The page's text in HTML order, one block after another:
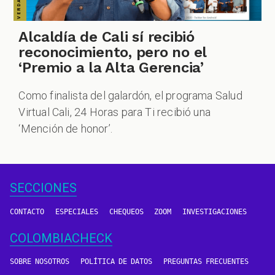
Alcaldía de Cali sí recibió
reconocimiento, pero no el
‘Premio a la Alta Gerencia’
Como finalista del galardón, el programa Salud
Virtual Cali, 24 Horas para Ti recibió una
‘Mención de honor’.
SECCIONES
CONTACTO ESPECIALES CHEQUEOS ZOOM INVESTIGACIONES
COLOMBIACHECK
SOBRE NOSOTROS POLÍTICA DE DATOS PREGUNTAS FRECUENTES